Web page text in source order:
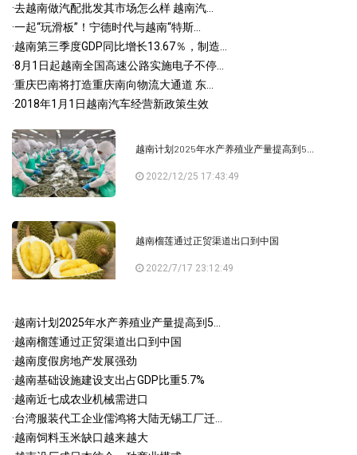
·去越南做汽配批发其市场怎么样 越南汽...
·一起“玩滑板”！宁德时代与越南“特斯...
·越南第三季度GDP同比增长13.67％，制造...
·8月1日起越南全国高速公路实施电子不停...
·重庆巴南将打造重庆南向物流大通道 东...
·2018年1月1日越南汽车经营新政策生效
越南计划2025年水产养殖业产量提高到5...
2022/12/25 17:43:49
越南榴莲通过正贸渠道出口到中国
2022/7/17 23:12:49
·越南计划2025年水产养殖业产量提高到5...
·越南榴莲通过正贸渠道出口到中国
·越南度假房地产发展强劲
·越南基础设施建设支出占GDP比重5.7%
·越南近七成农业机械需进口
·台湾服装代工企业儒鸿将大陆无锡工厂迁...
·越南饲料玉米缺口越来越大